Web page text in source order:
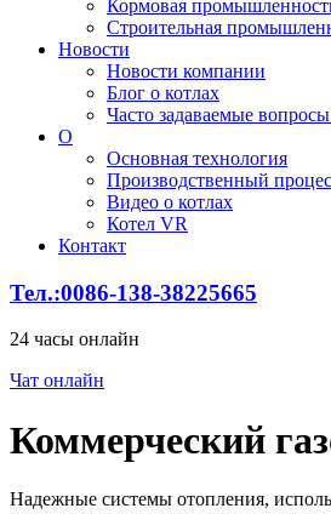
Кормовая
Строительная
Новости
Новости компании
Блог о котлах
Часто задаваемые
О
Основная технология
Производственный
Видео о котлах
Котел VR
Контакт
Тел.:0086-138-38225665
24 часы онлайн
Чат онлайн
Коммерческий
Надежные системы отопления,